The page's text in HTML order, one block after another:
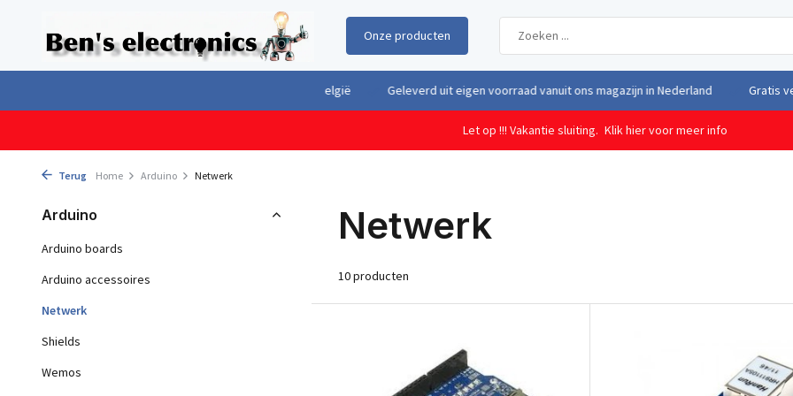
Onze producten
Geleverd uit eigen voorraad vanuit ons magazijn in Nederland Gratis
Let op !!! Vakantie sluiting. Klik hier voor meer info
Terug Home Arduino Netwerk
Arduino
Arduino boards
Arduino accessoires
Netwerk
Shields
Wemos
Netwerk
10 producten